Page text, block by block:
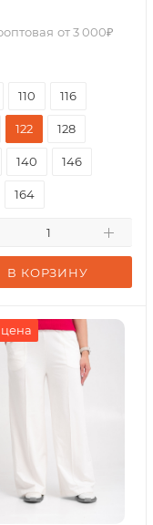
от 3 000₽
В КОРЗИНУ
110 116
122 128
140 146
164